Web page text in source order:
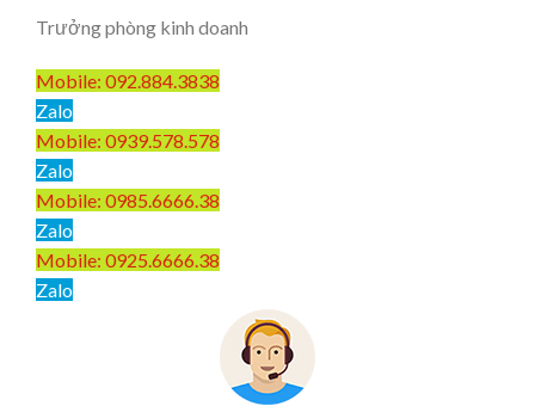
Trưởng phòng kinh doanh
Mobile: 092.884.3838
Zalo
Mobile: 0939.578.578
Zalo
Mobile: 0985.6666.38
Zalo
Mobile: 0925.6666.38
Zalo